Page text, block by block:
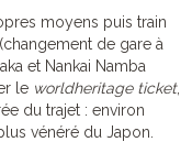
moyens puis train
de gare à
et Nankai Namba
le worldheritage ticket,
du trajet : environ
vénéré du Japon.